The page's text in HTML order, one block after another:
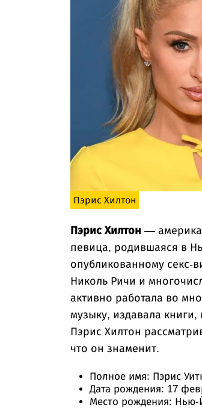
Пэрис Хилтон
Пэрис Хилтон —
певица, родившаяся в
опубликованному секс-
Николь Ричи и
активно работала во
музыку, издавала
Пэрис Хилтон
что он знаменит.
Полное имя: Пэрис
Дата рождения: 17
Место рождения: Нью-